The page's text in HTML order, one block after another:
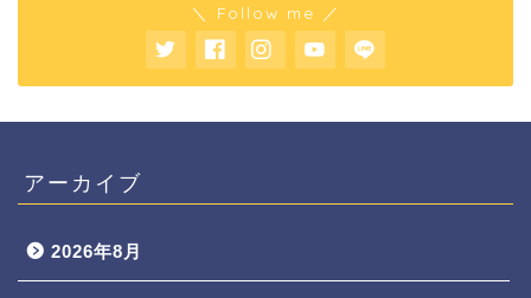
＼ Follow me ／
アーカイブ
2026年8月